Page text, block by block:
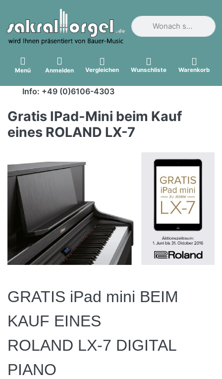
Geben Sie einen
Menü Anmelden Vergleichen Wunschliste Warenkorb
Info: +49 (0)6106-4303
Gratis IPad-Mini beim Kauf
eines ROLAND LX-7
GRATIS iPad mini BEIM
KAUF EINES
ROLAND LX-7 DIGITAL
PIANO